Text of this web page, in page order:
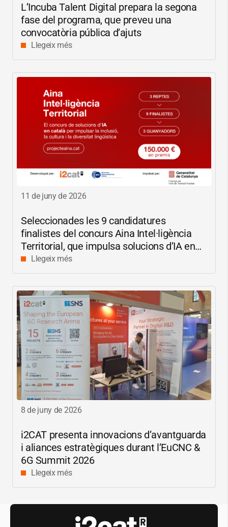
L’Incuba Talent Digital prepara la segona
fase del programa, que preveu una
convocatòria pública d’ajuts
Llegeix més
11 de juny de 2026
Seleccionades les 9 candidatures
finalistes del concurs Aina Intel·ligència
Territorial, que impulsa solucions d’IA en
català per reduir les bretxes socials i
digitals
Llegeix més
8 de juny de 2026
i2CAT presenta innovacions d’avantguarda
i aliances estratègiques durant l’EuCNC &
6G Summit 2026
Llegeix més